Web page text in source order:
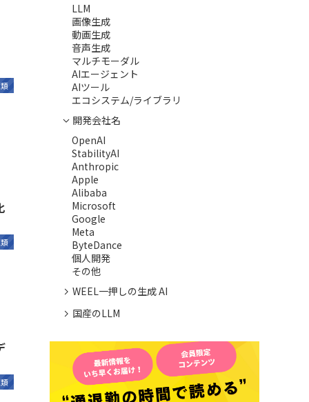
LLM
画像生成
動画生成
音声生成
マルチモーダル
AIエージェント
AIツール
エコシステム/ライブラリ
開発会社名
OpenAI
StabilityAI
Anthropic
Apple
Alibaba
Microsoft
Google
Meta
ByteDance
個人開発
その他
WEEL一押しの生成 AI
国産のLLM